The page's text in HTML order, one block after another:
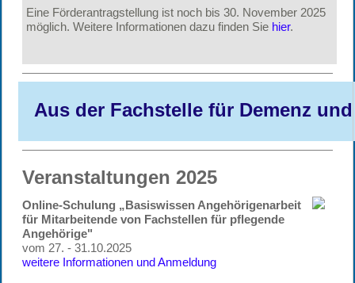
Eine Förderantragstellung ist noch bis 30. November 2025
möglich. Weitere Informationen dazu finden Sie hier.
Aus der Fachstelle für Demenz
Veranstaltungen 2025
Online-Schulung „Basiswissen Angehörigenarbeit
für Mitarbeitende von Fachstellen für pflegende
Angehörige"
vom 27. - 31.10.2025
weitere Informationen und Anmeldung